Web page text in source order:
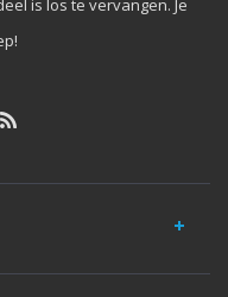
is los te vervangen. Je